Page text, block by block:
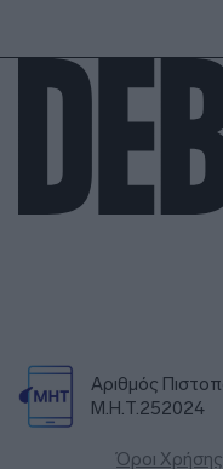
Αριθμός
Μ.Η.Τ.252024
Όροι Χρήσης